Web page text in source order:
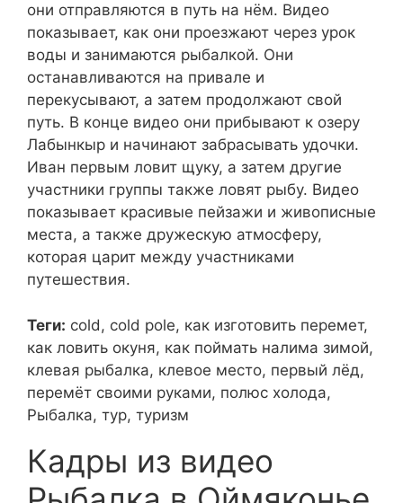
они отправляются в путь на нём. Видео
показывает, как они проезжают через урок
воды и занимаются рыбалкой. Они
останавливаются на привале и
перекусывают, а затем продолжают свой
путь. В конце видео они прибывают к озеру
Лабынкыр и начинают забрасывать удочки.
Иван первым ловит щуку, а затем другие
участники группы также ловят рыбу. Видео
показывает красивые пейзажи и живописные
места, а также дружескую атмосферу,
которая царит между участниками
путешествия.
Теги: cold, cold pole, как изготовить перемет,
как ловить окуня, как поймать налима зимой,
клевая рыбалка, клевое место, первый лёд,
перемёт своими руками, полюс холода,
Рыбалка, тур, туризм
Кадры из видео